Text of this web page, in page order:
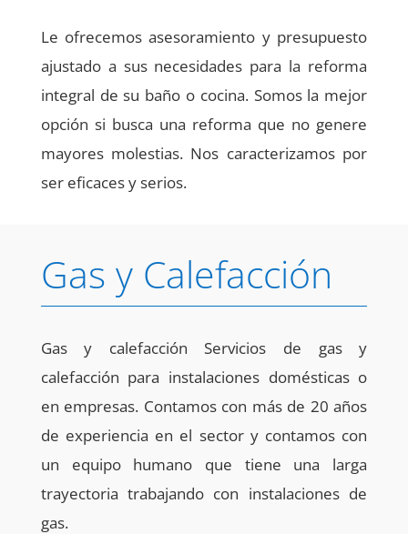
Le ofrecemos asesoramiento y presupuesto
ajustado a sus necesidades para la reforma
integral de su baño o cocina. Somos la mejor
opción si busca una reforma que no genere
mayores molestias. Nos caracterizamos por
ser eficaces y serios.
Gas y Calefacción
Gas y calefacción Servicios de gas y
calefacción para instalaciones domésticas o
en empresas. Contamos con más de 20 años
de experiencia en el sector y contamos con
un equipo humano que tiene una larga
trayectoria trabajando con instalaciones de
gas.